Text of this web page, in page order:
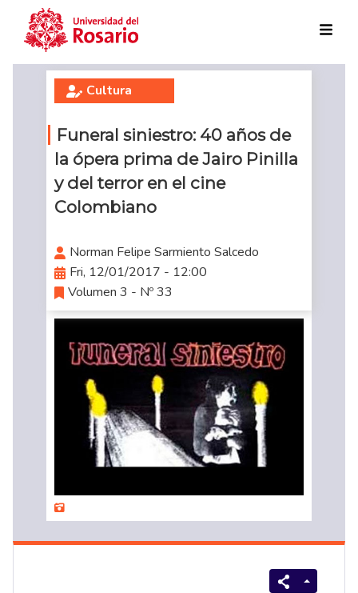
Skip to main content
Cultura
Funeral siniestro: 40 años de
la ópera prima de Jairo Pinilla
y del terror en el cine
Colombiano
Norman Felipe Sarmiento Salcedo
Fri, 12/01/2017 - 12:00
Volumen 3 - Nº 33